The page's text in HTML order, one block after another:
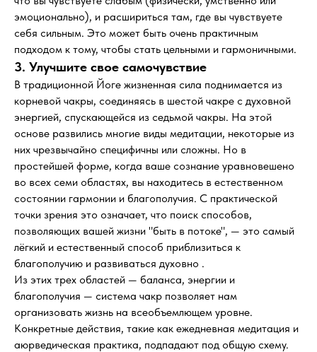
эмоционально), и расшириться там, где вы чувствуете
себя сильным. Это может быть очень практичным
подходом к тому, чтобы стать цельными и гармоничными.
3. Улучшите свое самочувствие
В традиционной Йоге жизненная сила поднимается из
корневой чакры, соединяясь в шестой чакре с духовной
энергией, спускающейся из седьмой чакры. На этой
основе развились многие виды медитации, некоторые из
них чрезвычайно специфичны или сложны. Но в
простейшей форме, когда ваше сознание уравновешено
во всех семи областях, вы находитесь в естественном
состоянии гармонии и благополучия. С практической
точки зрения это означает, что поиск способов,
позволяющих вашей жизни "быть в потоке", — это самый
лёгкий и естественный способ приблизиться к
благополучию и развиваться духовно .
Из этих трех областей — баланса, энергии и
благополучия — система чакр позволяет нам
организовать жизнь на всеобъемлющем уровне.
Конкретные действия, такие как ежедневная медитация и
аюрведическая практика, подпадают под общую схему.